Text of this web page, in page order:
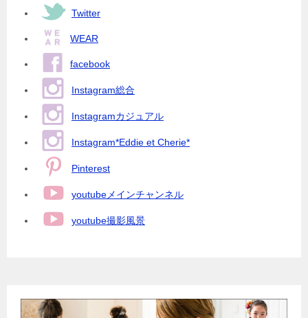
Twitter
WEAR
facebook
Instagram総合
Instagramカジュアル
Instagram*Eddie et Cherie*
Pinterest
youtubeメインチャンネル
youtube撮影風景